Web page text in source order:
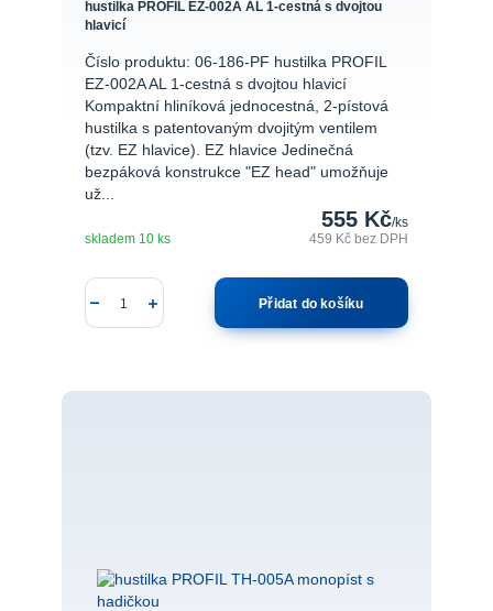
hustilka PROFIL EZ-002A AL 1-cestná s dvojtou
hlavicí
Číslo produktu: 06-186-PF hustilka PROFIL
EZ-002A AL 1-cestná s dvojtou hlavicí
Kompaktní hliníková jednocestná, 2-pístová
hustilka s patentovaným dvojitým ventilem
(tzv. EZ hlavice). EZ hlavice Jedinečná
bezpáková konstrukce "EZ head" umožňuje
už...
555 Kč/ks
459 Kč bez DPH
skladem 10 ks
Přidat do košíku